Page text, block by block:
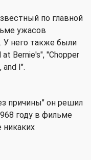
по главной
ужасов
него также были
Bernie's", "Chopper
I".
причины" он решил
году в фильме